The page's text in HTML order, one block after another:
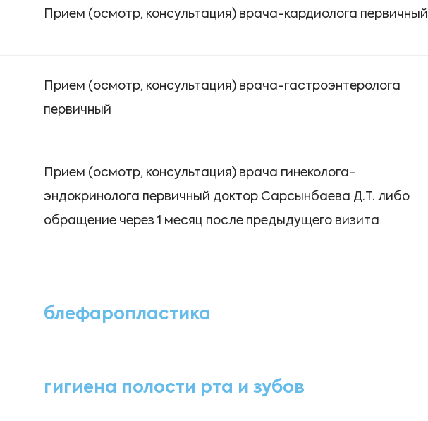
Прием (осмотр, консультация) врача-кардиолога первичный
Прием (осмотр, консультация) врача-гастроэнтеролога
первичный
Прием (осмотр, консультация) врача гинеколога-
эндокринолога первичный доктор Сарсынбаева Д.Т. либо
обращение через 1 месяц после предыдущего визита
блефаропластика
гигиена полости рта и зубов